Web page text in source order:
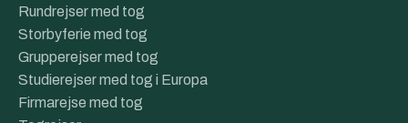
Rundrejser med tog
Storbyferie med tog
Grupperejser med tog
Studierejser med tog i Europa
Firmarejse med tog